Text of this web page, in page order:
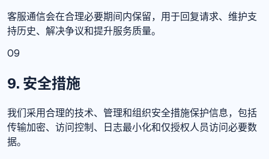
客服通信会在合理必要期间内保留，用于回复请求、维护支
持历史、解决争议和提升服务质量。
09
9. 安全措施
我们采用合理的技术、管理和组织安全措施保护信息，包括
传输加密、访问控制、日志最小化和仅授权人员访问必要数
据。